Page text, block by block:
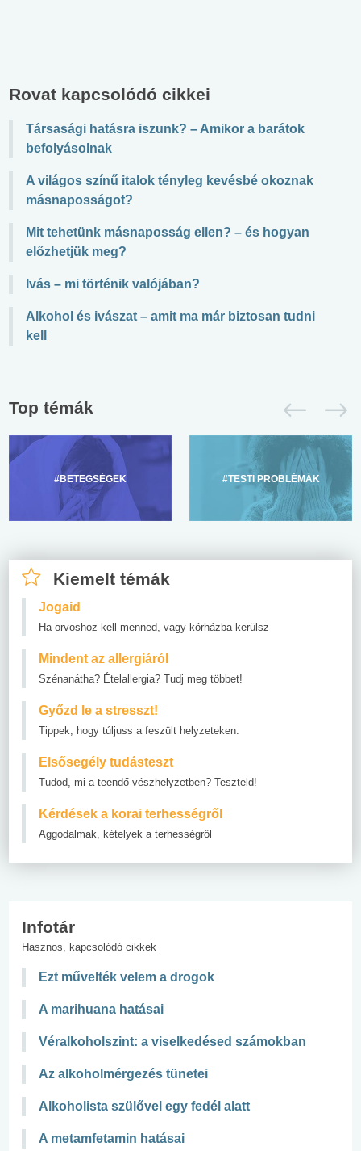
Rovat kapcsolódó cikkei
Társasági hatásra iszunk? – Amikor a barátok
befolyásolnak
A világos színű italok tényleg kevésbé okoznak
másnaposságot?
Mit tehetünk másnaposság ellen? – és hogyan
előzhetjük meg?
Ivás – mi történik valójában?
Alkohol és ivászat – amit ma már biztosan tudni
kell
Top témák
#BETEGSÉGEK #TESTI PROBLÉMÁK
Kiemelt témák
Jogaid
Ha orvoshoz kell menned, vagy kórházba kerülsz
Mindent az allergiáról
Szénanátha? Ételallergia? Tudj meg többet!
Győzd le a stresszt!
Tippek, hogy túljuss a feszült helyzeteken.
Elsősegély tudásteszt
Tudod, mi a teendő vészhelyzetben? Teszteld!
Kérdések a korai terhességről
Aggodalmak, kételyek a terhességről
Infotár
Hasznos, kapcsolódó cikkek
Ezt művelték velem a drogok
A marihuana hatásai
Véralkoholszint: a viselkedésed számokban
Az alkoholmérgezés tünetei
Alkoholista szülővel egy fedél alatt
A metamfetamin hatásai